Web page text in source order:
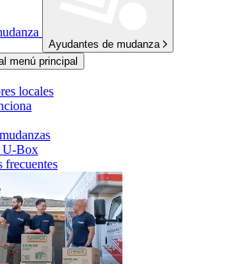
Ayudantes de mudanza
menú principal
locales
U-Box
frecuentes